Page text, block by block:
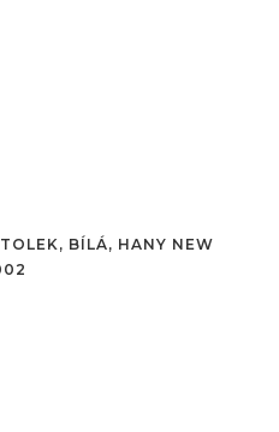
BÍLÁ, HANY NEW